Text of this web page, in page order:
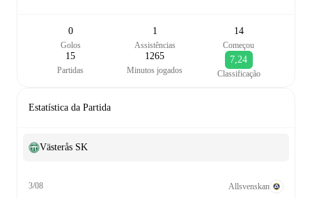
0
Golos
1
Assistências
14
Começou
15
Partidas
1265
Minutos jogados
7,24
Classificação
Estatística da Partida
Västerås SK
3/08
Allsvenskan